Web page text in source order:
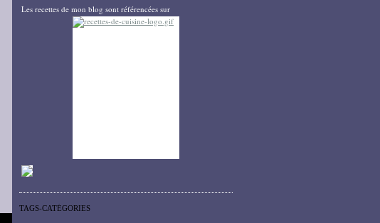
Les recettes de mon blog sont référencées sur
TAGS-CATÉGORIES